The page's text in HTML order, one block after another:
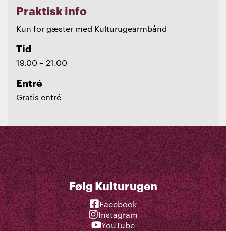
Praktisk info
Kun for gæster med Kulturugearmbånd
Tid
19.00 – 21.00
Entré
Gratis entré
Følg Kulturugen
Facebook
Instagram
YouTube